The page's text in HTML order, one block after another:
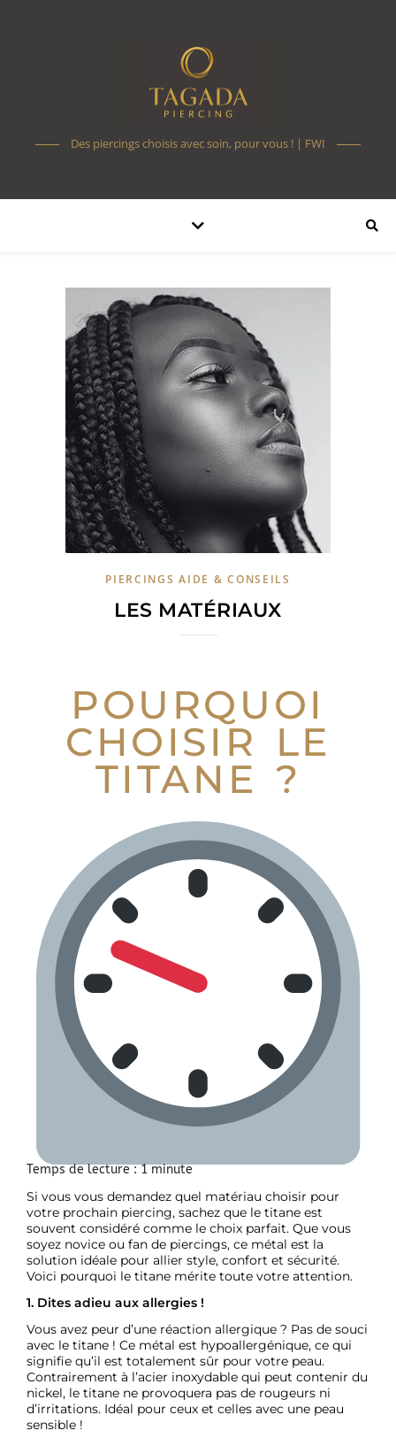
Des piercings choisis avec soin, pour vous ! | FWI
PIERCINGS AIDE & CONSEILS
LES MATÉRIAUX
POURQUOI
CHOISIR LE
TITANE ?
Temps de lecture : 1minute
Si vous vous demandez quel matériau choisir pour
votre prochain piercing, sachez que le titane est
souvent considéré comme le choix parfait. Que vous
soyez novice ou fan de piercings, ce métal est la
solution idéale pour allier style, confort et sécurité.
Voici pourquoi le titane mérite toute votre attention.
1. Dites adieu aux allergies !
Vous avez peur d’une réaction allergique ? Pas de souci
avec le titane ! Ce métal est hypoallergénique, ce qui
signifie qu’il est totalement sûr pour votre peau.
Contrairement à l’acier inoxydable qui peut contenir du
nickel, le titane ne provoquera pas de rougeurs ni
d’irritations. Idéal pour ceux et celles avec une peau
sensible !